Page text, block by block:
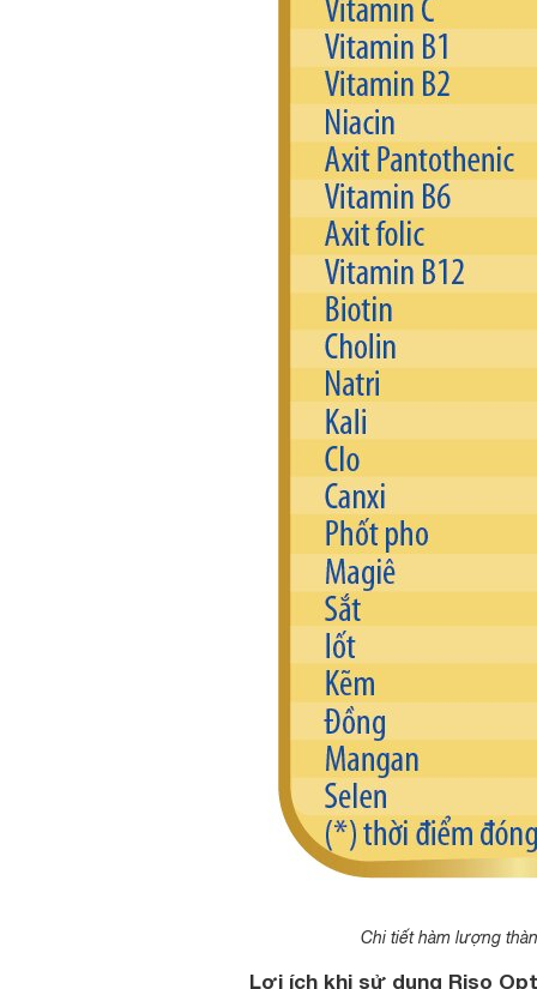
Chi tiết hàm lượng
Lợi ích khi sử dụng Riso